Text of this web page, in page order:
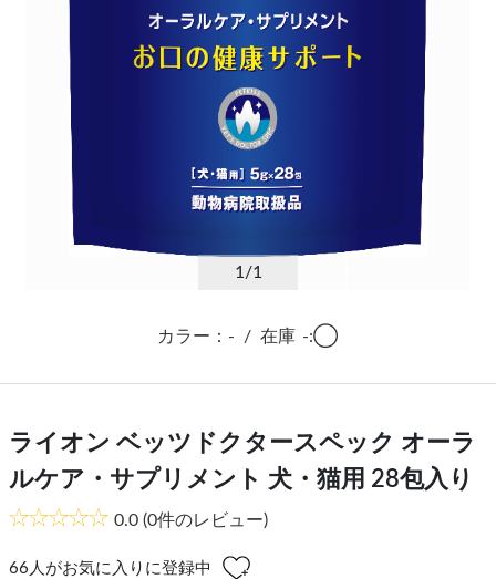
1 /1
カラー：- / 在庫 -:◯
ライオン ベッツドクタースペック オーラ
ルケア・サプリメント 犬・猫用 28包入り
0.0 (0件のレビュー)
66 人がお気に入りに登録中